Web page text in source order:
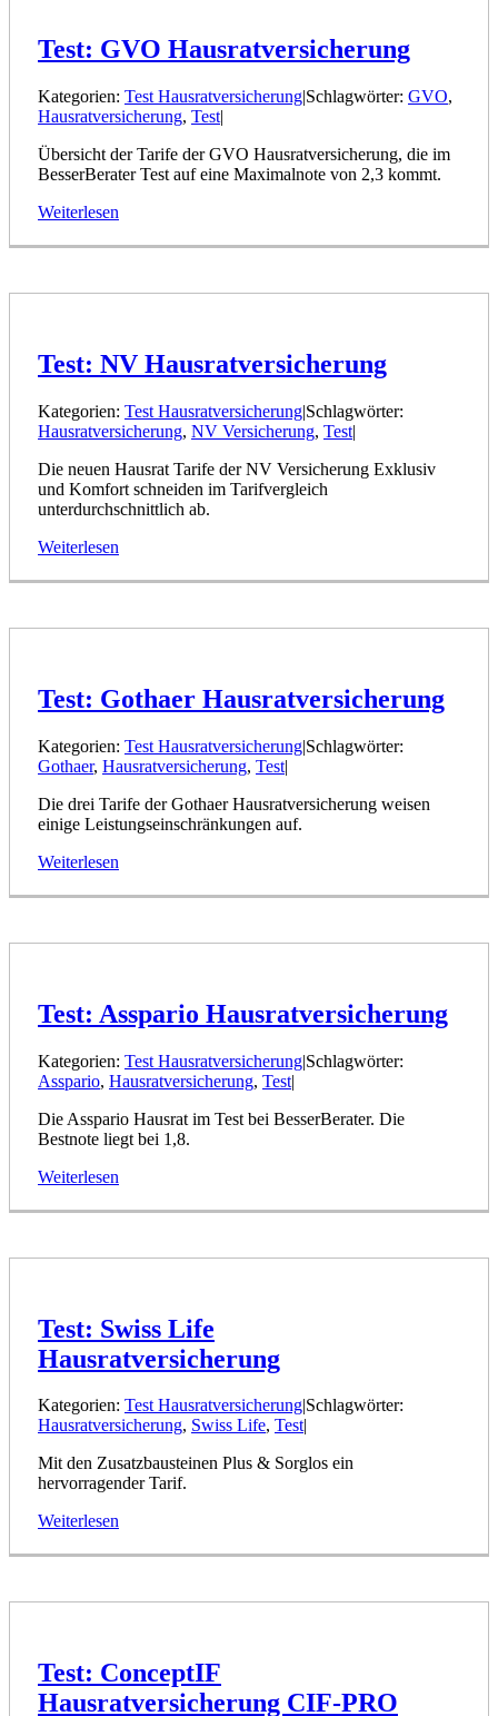
Test: GVO Hausratversicherung
Kategorien: Test Hausratversicherung|Schlagwörter: GVO,
Hausratversicherung, Test|
Übersicht der Tarife der GVO Hausratversicherung, die im
BesserBerater Test auf eine Maximalnote von 2,3 kommt.
Weiterlesen
Test: NV Hausratversicherung
Kategorien: Test Hausratversicherung|Schlagwörter:
Hausratversicherung, NV Versicherung, Test|
Die neuen Hausrat Tarife der NV Versicherung Exklusiv
und Komfort schneiden im Tarifvergleich
unterdurchschnittlich ab.
Weiterlesen
Test: Gothaer Hausratversicherung
Kategorien: Test Hausratversicherung|Schlagwörter:
Gothaer, Hausratversicherung, Test|
Die drei Tarife der Gothaer Hausratversicherung weisen
einige Leistungseinschränkungen auf.
Weiterlesen
Test: Asspario Hausratversicherung
Kategorien: Test Hausratversicherung|Schlagwörter:
Asspario, Hausratversicherung, Test|
Die Asspario Hausrat im Test bei BesserBerater. Die
Bestnote liegt bei 1,8.
Weiterlesen
Test: Swiss Life
Hausratversicherung
Kategorien: Test Hausratversicherung Schlagwörter:
Hausratversicherung, Swiss Life, Test|
Mit den Zusatzbausteinen Plus & Sorglos ein
hervorragender Tarif.
Weiterlesen
Test: ConceptIF
Hausratversicherung CIF-PRO